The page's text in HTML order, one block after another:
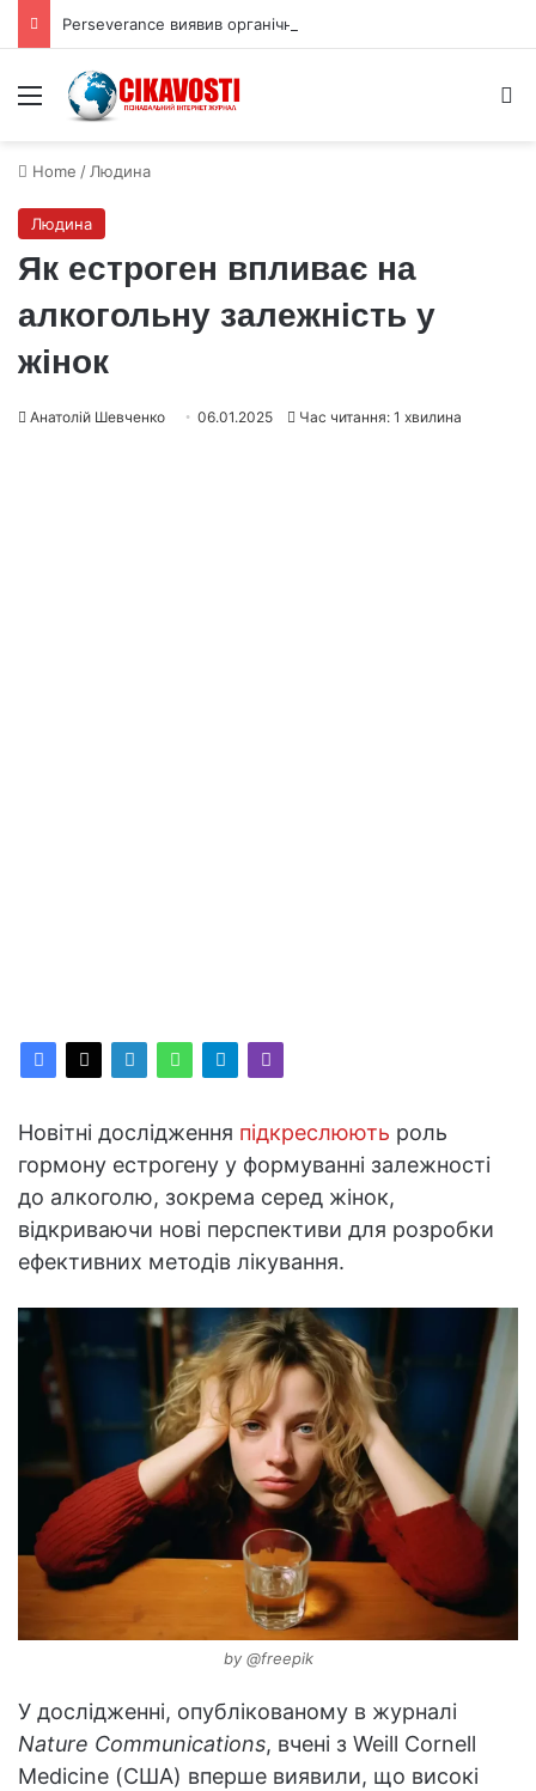
Menu
Home / Людина
Людина
Як естроген впливає на
алкогольну залежність у
жінок
Анатолій Шевченко 06.01.2025 Час читання: 1 хвилина
Новітні дослідження підкреслюють роль
гормону естрогену у формуванні залежності
до алкоголю, зокрема серед жінок,
відкриваючи нові перспективи для розробки
ефективних методів лікування.
by @freepik
У дослідженні, опублікованому в журналі
Nature Communications, вчені з Weill Cornell
Medicine (США) вперше виявили, що високі